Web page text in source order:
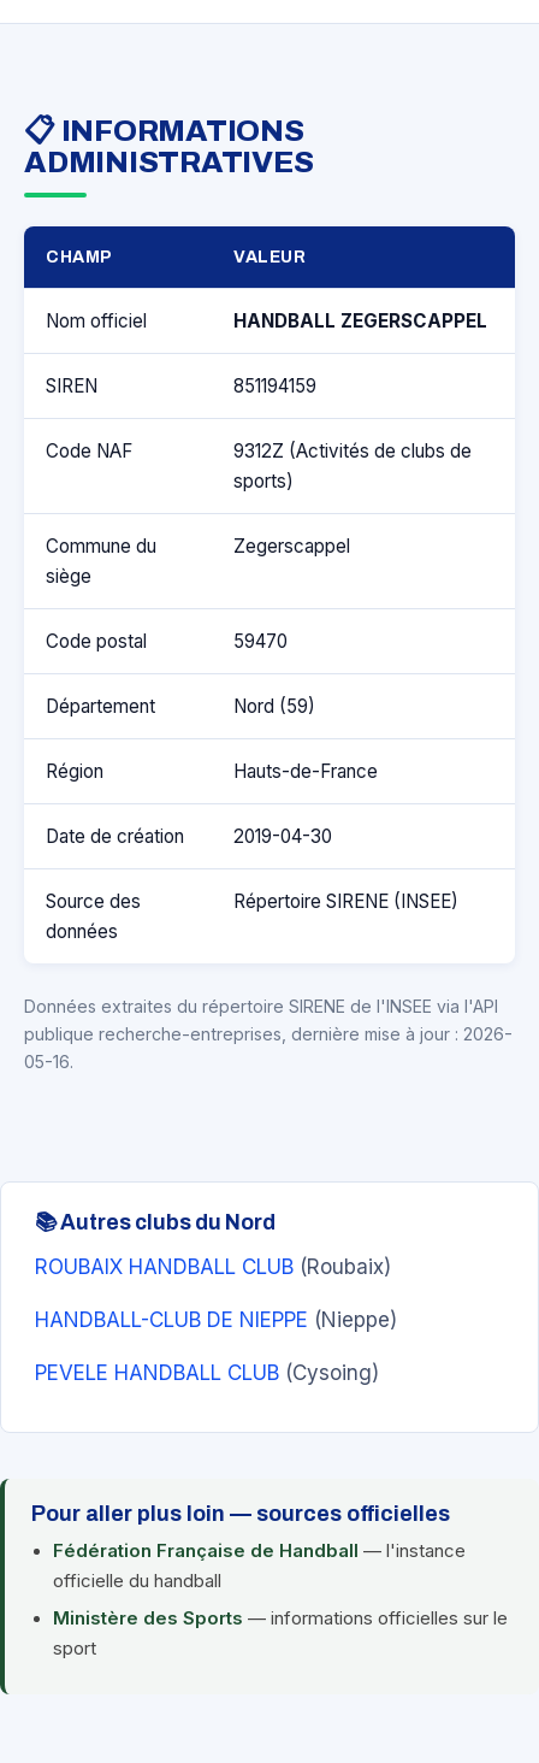
📋 INFORMATIONS
ADMINISTRATIVES
CHAMP VALEUR
Nom officiel HANDBALL ZEGERSCAPPEL
SIREN 851194159
Code NAF
9312Z (Activités de clubs de
sports)
Commune du
siège
Zegerscappel
Code postal 59470
Département Nord (59)
Région Hauts-de-France
Date de création 2019-04-30
Source des
données
Répertoire SIRENE (INSEE)
Données extraites du répertoire SIRENE de l'INSEE via l'API
publique recherche-entreprises, dernière mise à jour : 2026-
05-16.
📚 Autres clubs du Nord
ROUBAIX HANDBALL CLUB (Roubaix)
HANDBALL-CLUB DE NIEPPE (Nieppe)
PEVELE HANDBALL CLUB (Cysoing)
Pour aller plus loin — sources officielles
Fédération Française de Handball — l'instance
officielle du handball
Ministère des Sports — informations officielles sur le
sport